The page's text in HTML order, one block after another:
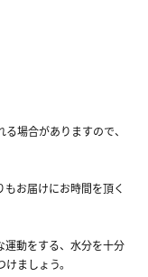
場合がありますので、
お届けにお時間を頂く
運動をする、水分を十分
ましょう。